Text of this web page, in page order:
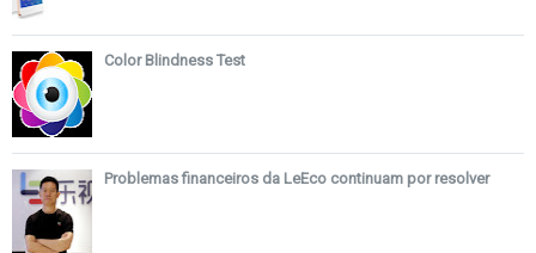
Color Blindness Test
Problemas financeiros da LeEco continuam por resolver